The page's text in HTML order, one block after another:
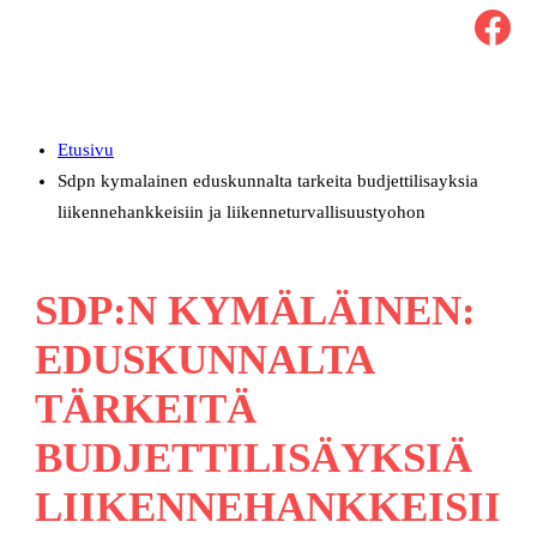
Facebook
Etusivu
Sdpn kymalainen eduskunnalta tarkeita budjettilisayksia
liikennehankkeisiin ja liikenneturvallisuustyohon
SDP:N KYMÄLÄINEN:
EDUSKUNNALTA
TÄRKEITÄ
BUDJETTILISÄYKSIÄ
LIIKENNEHANKKEISII